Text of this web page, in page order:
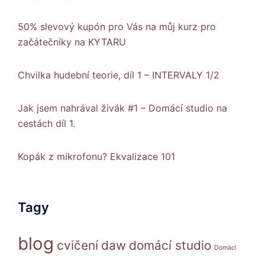
50% slevový kupón pro Vás na můj kurz pro
začátečníky na KYTARU
Chvilka hudební teorie, díl 1 – INTERVALY 1/2
Jak jsem nahrával živák #1 – Domácí studio na
cestách díl 1.
Kopák z mikrofonu? Ekvalizace 101
Tagy
blog cvičení daw domácí studio Domácí